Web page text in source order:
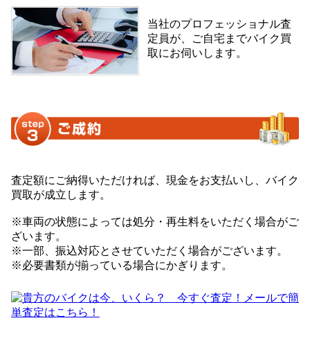
当社のプロフェッショナル査
定員が、ご自宅までバイク買
取にお伺いします。
査定額にご納得いただければ、現金をお支払いし、バイク
買取が成立します。
※車両の状態によっては処分・再生料をいただく場合がご
ざいます。
※一部、振込対応とさせていただく場合がございます。
※必要書類が揃っている場合にかぎります。